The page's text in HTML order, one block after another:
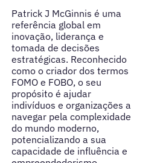
Patrick J McGinnis é uma
referência global em
inovação, liderança e
tomada de decisões
estratégicas. Reconhecido
como o criador dos termos
FOMO e FOBO, o seu
propósito é ajudar
indivíduos e organizações a
navegar pela complexidade
do mundo moderno,
potencializando a sua
capacidade de influência e